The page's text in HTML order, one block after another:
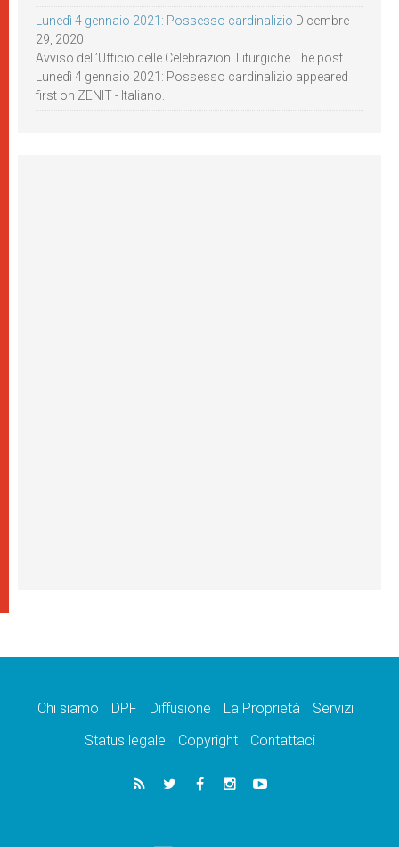
Lunedì 4 gennaio 2021: Possesso cardinalizio Dicembre
29, 2020
Avviso dell’Ufficio delle Celebrazioni Liturgiche The post
Lunedì 4 gennaio 2021: Possesso cardinalizio appeared
first on ZENIT - Italiano.
Chi siamo DPF Diffusione La Proprietà
Servizi
Status legale
Copyright Contattaci